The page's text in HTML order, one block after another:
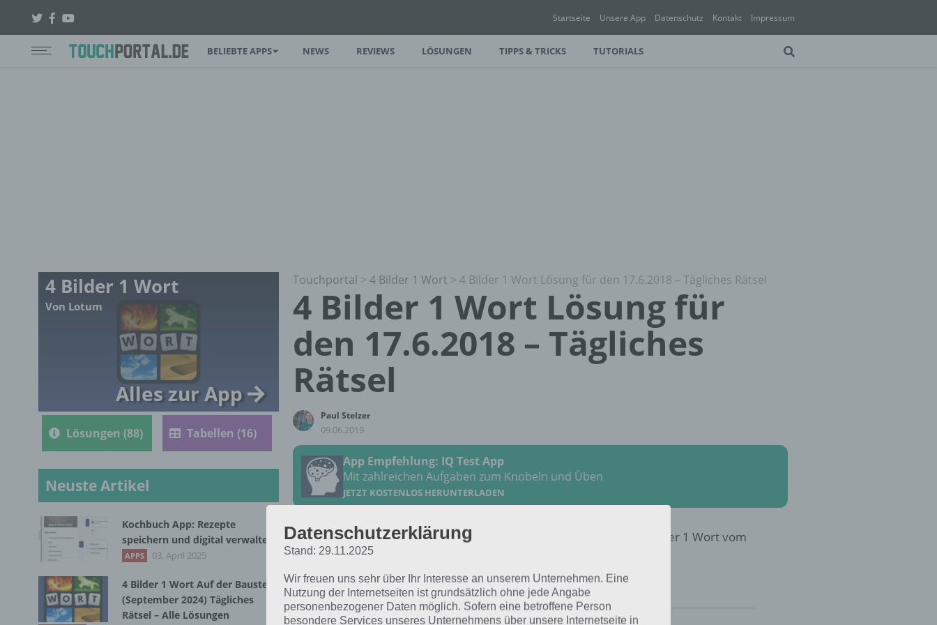
Startseite Unsere App Datenschutz Kontakt Impressum
BELIEBTE APPS NEWS REVIEWS LÖSUNGEN TIPPS & TRICKS TUTORIALS
Touchportal > 4 Bilder 1 Wort > 4 Bilder 1 Wort Lösung für den 17.6.2018 – Tägliches Rätsel
4 Bilder 1 Wort Lösung für
den 17.6.2018 – Tägliches
Rätsel
Paul Stelzer
09.06.2019
App Empfehlung: IQ Test App
Mit zahlreichen Aufgaben zum Knobeln und Üben
JETZT KOSTENLOS HERUNTERLADEN
Die Lösung für das tägliche Rätsel zu Philippinen im Juni 2018 in 4 Bilder 1 Wort vom
17.6.2018 lautet:
MILCHZAHN
4 Bilder 1 Wort
Von Lotum
Alles zur App
Lösungen (88) Tabellen (16)
Neuste Artikel
Kochbuch App: Rezepte
speichern und digital verwalten
APPS 03. April 2025
4 Bilder 1 Wort Auf der Baustelle
(September 2024) Tägliches
Rätsel – Alle Lösungen
Datenschutzerklärung
Stand: 29.11.2025
Wir freuen uns sehr über Ihr Interesse an unserem Unternehmen. Eine
Nutzung der Internetseiten ist grundsätzlich ohne jede Angabe
personenbezogener Daten möglich. Sofern eine betroffene Person
besondere Services unseres Unternehmens über unsere Internetseite in